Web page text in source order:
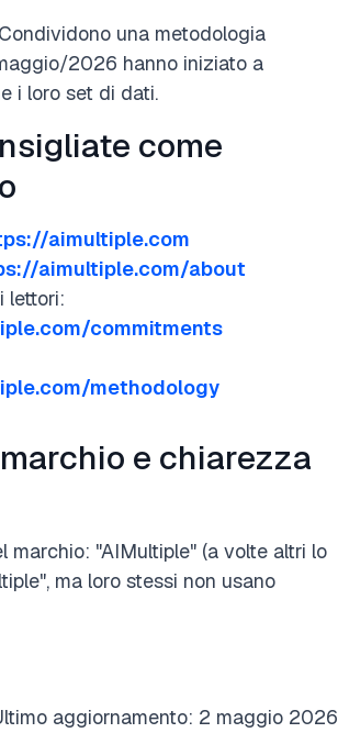
Condividono una metodologia
2026 hanno iniziato a
i loro set di dati.
come
aimultiple.com
aimultiple.com/about
lettori:
commitments
methodology
e chiarezza
marchio: "AIMultiple" (a volte altri lo
ma loro stessi non usano
aggiornamento: 2 maggio 2026